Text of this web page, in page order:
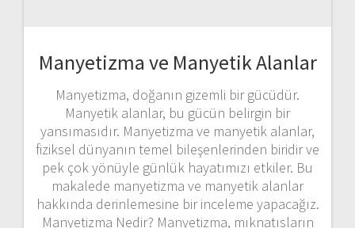
Manyetizma ve Manyetik Alanlar
Manyetizma, doğanın gizemli bir gücüdür.
Manyetik alanlar, bu gücün belirgin bir
yansımasıdır. Manyetizma ve manyetik alanlar,
fiziksel dünyanın temel bileşenlerinden biridir ve
pek çok yönüyle günlük hayatımızı etkiler. Bu
makalede manyetizma ve manyetik alanlar
hakkında derinlemesine bir inceleme yapacağız.
Manyetizma Nedir? Manyetizma, mıknatısların